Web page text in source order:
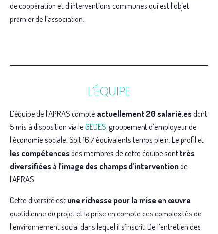
de coopération et d’interventions communes qui est l’objet
premier de l’association.
L’ÉQUIPE
L’équipe de l’APRAS compte actuellement 20 salarié.esdont
5 mis à disposition via leGEDES, groupement d’employeur de
l’économie sociale. Soit 16.7 équivalents temps plein. Le profil et
les compétencesdes membres de cette équipe sonttrès
diversifiées à l’image des champs d’interventionde
l’APRAS.
Cette diversité estune richesse pour la mise en œuvre
quotidienne du projet et la prise en compte des complexités de
l’environnement social dans lequel il s’inscrit. De l’entretien des